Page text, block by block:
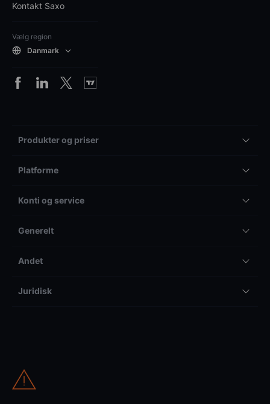
Kontakt Saxo
Vælg region
Danmark
Produkter og priser
Platforme
Konti og service
Generelt
Andet
Juridisk